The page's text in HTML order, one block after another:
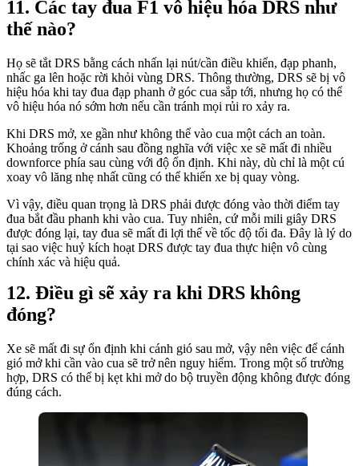
Các tay đua F1 vô hiệu hóa DRS như
thế nào?
Họ sẽ tắt DRS bằng cách nhấn lại nút/cần điều khiển, đạp phanh,
nhấc ga lên hoặc rời khỏi vùng DRS. Thông thường, DRS sẽ bị vô
hiệu hóa khi tay đua đạp phanh ở góc cua sắp tới, nhưng họ có thể
vô hiệu hóa nó sớm hơn nếu cần tránh mọi rủi ro xảy ra.
Khi DRS mở, xe gần như không thể vào cua một cách an toàn.
Khoảng trống ở cánh sau đồng nghĩa với việc xe sẽ mất đi nhiều
downforce phía sau cùng với độ ổn định. Khi này, dù chỉ là một cú
xoay vô lăng nhẹ nhất cũng có thể khiến xe bị quay vòng.
Vì vậy, điều quan trọng là DRS phải được đóng vào thời điểm tay
đua bắt đầu phanh khi vào cua. Tuy nhiên, cứ mỗi mili giây DRS
được đóng lại, tay đua sẽ mất đi lợi thế về tốc độ tối đa. Đây là lý do
tại sao việc huỷ kích hoạt DRS được tay đua thực hiện vô cùng
chính xác và hiệu quả.
Điều gì sẽ xảy ra khi DRS không
đóng?
Xe sẽ mất đi sự ổn định khi cánh gió sau mở, vậy nên việc để cánh
gió mở khi cần vào cua sẽ trở nên nguy hiểm. Trong một số trường
hợp, DRS có thể bị kẹt khi mở do bộ truyền động không được đóng
đúng cách.